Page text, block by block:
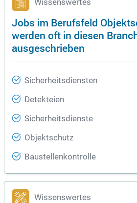
Wissenswertes
Jobs im Berufsfeld
werden oft in diesen
ausgeschrieben
Sicherheitsdiensten
Detekteien
Sicherheitsdienste
Objektschutz
Baustellenkontrolle
Wissenswertes